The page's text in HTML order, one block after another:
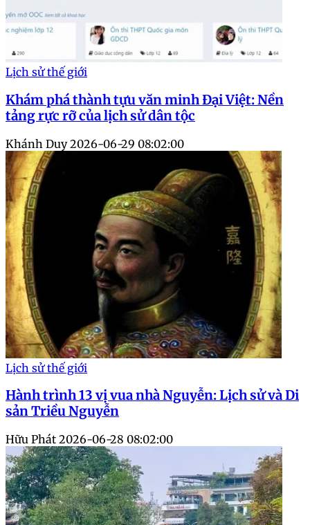
Lịch sử thế giới
Khám phá thành tựu văn minh Đại Việt: Nền
tảng rực rỡ của lịch sử dân tộc
Khánh Duy 2026-06-29 08:02:00
Lịch sử thế giới
Hành trình 13 vị vua nhà Nguyễn: Lịch sử và Di
sản Triều Nguyễn
Hữu Phát 2026-06-28 08:02:00